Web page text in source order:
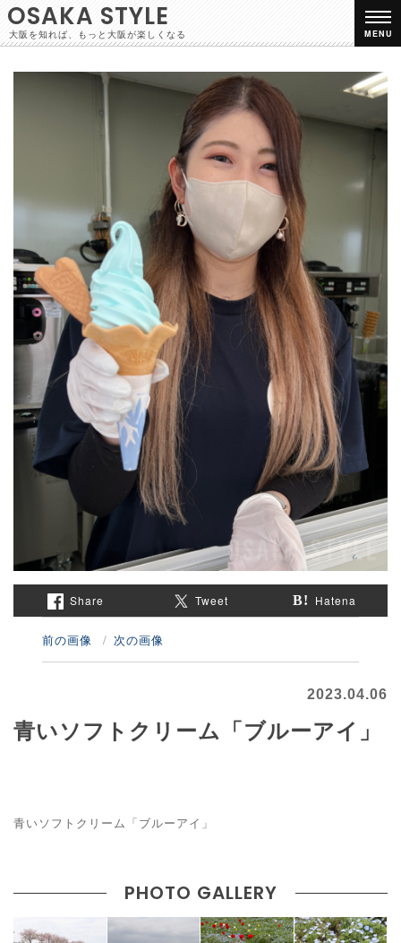
OSAKA STYLE
大阪を知れば、もっと大阪が楽しくなる MENU
Share Tweet Hatena
前の画像 次の画像
2023.04.06
青いソフトクリーム「ブルーアイ」
青いソフトクリーム「ブルーアイ」
PHOTO GALLERY